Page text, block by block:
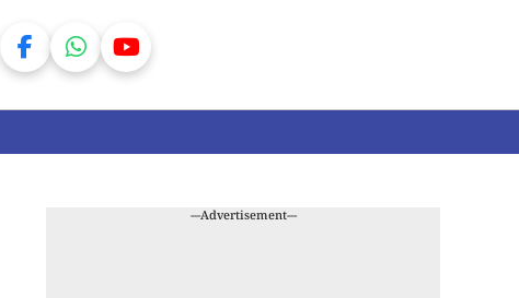
---Advertisement---